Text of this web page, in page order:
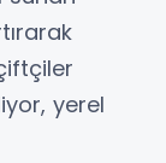
yerel